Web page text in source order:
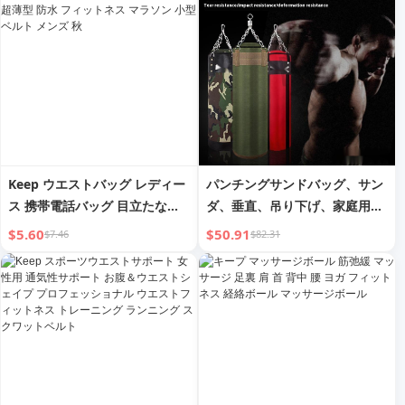
グ 専用
Keep ウエストバッグ レディー
ス 携帯電話バッグ 目立たない
装備 スポーツ 超薄型 防水 フィ
ットネス マラソン 小型ベルト
メンズ 秋
$5.60$7.46
パンチングサンドバッグ、サン
ダ、垂直、吊り下げ、家庭用、
ボクシング、成人フィットネ
ス、プロ室内トレーニング機
器、吊り下げ空サンドバッグ
$50.91$82.31